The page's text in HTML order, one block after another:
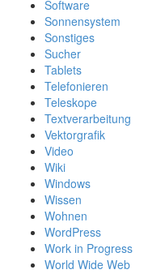
Software
Sonnensystem
Sonstiges
Sucher
Tablets
Telefonieren
Teleskope
Textverarbeitung
Vektorgrafik
Video
Wiki
Windows
Wissen
Wohnen
WordPress
Work in Progress
World Wide Web